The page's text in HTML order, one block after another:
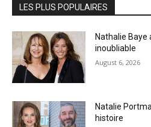
LES PLUS POPULAIRES
Nathalie Baye
inoubliable
August 6, 2026
Natalie
histoire